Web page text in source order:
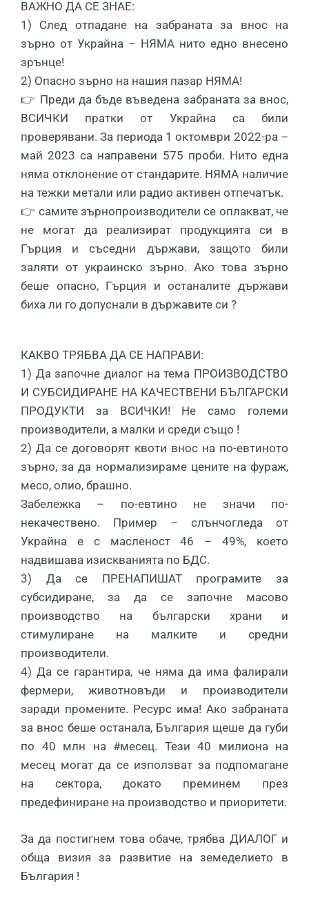
ВАЖНО ДА СЕ ЗНАЕ:
1) След отпадане на забраната за внос на
зърно от Украйна – НЯМА нито едно внесено
зрънце!
2) Опасно зърно на нашия пазар НЯМА!
👉 Преди да бъде въведена забраната за внос,
ВСИЧКИ пратки от Украйна са били
проверявани. За периода 1 октомври 2022-ра –
май 2023 са направени 575 проби. Нито една
няма отклонение от стандарите. НЯМА наличие
на тежки метали или радио активен отпечатък.
👉 самите зърнопроизводители се оплакват, че
не могат да реализират продукцията си в
Гърция и съседни държави, защото били
заляти от украинско зърно. Ако това зърно
беше опасно, Гърция и останалите държави
биха ли го допуснали в държавите си ?
КАКВО ТРЯБВА ДА СЕ НАПРАВИ:
1) Да започне диалог на тема ПРОИЗВОДСТВО
И СУБСИДИРАНЕ НА КАЧЕСТВЕНИ БЪЛГАРСКИ
ПРОДУКТИ за ВСИЧКИ! Не само големи
производители, а малки и среди също !
2) Да се договорят квоти внос на по-евтиното
зърно, за да нормализираме цените на фураж,
месо, олио, брашно.
Забeлежка – по-евтино не значи по-
некачествено. Пример – слънчогледа от
Украйна е с масленост 46 – 49%, което
надвишава изискванията по БДС.
3) Да се ПРЕНАПИШАТ програмите за
субсидиране, за да се започне масово
производство на български храни и
стимулиране на малките и средни
производители.
4) Да се гарантира, че няма да има фалирали
фермери, животновъди и производители
заради промените. Ресурс има! Ако забраната
за внос беше останала, България щеше да губи
по 40 млн на #месец. Тези 40 милиона на
месец могат да се използват за подпомагане
на сектора, докато преминем през
предефиниране на производство и приоритети.
За да постигнем това обаче, трябва ДИАЛОГ и
обща визия за развитие на земеделието в
България !